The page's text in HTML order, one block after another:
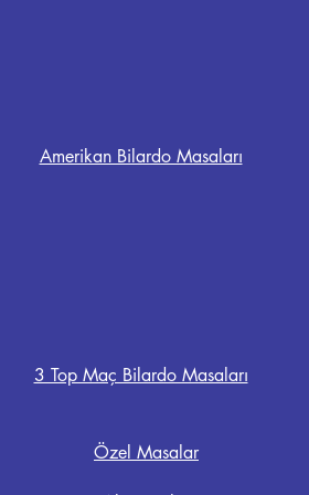
Amerikan Bilardo Masaları
3 Top Maç Bilardo Masaları
Özel Masalar